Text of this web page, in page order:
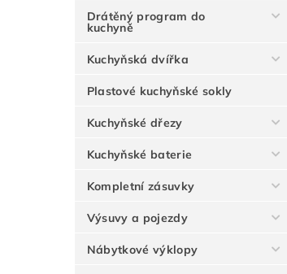
Drátěný program do
kuchyně
Kuchyňská dvířka
Plastové kuchyňské sokly
Kuchyňské dřezy
Kuchyňské baterie
Kompletní zásuvky
Výsuvy a pojezdy
Nábytkové výklopy